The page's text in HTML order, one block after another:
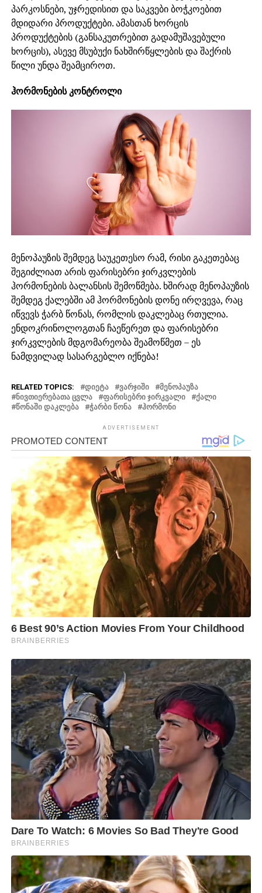
პარკოსნები, უჯრედისით და საკვები ბოჭკოებით
მდიდარი პროდუქტები. ამასთან ხორცის
პროდუქტების (განსაკუთრებით გადამუშავებული
ხორცის), ასევე მსუბუქი ნახშირწყლების და შაქრის
წილი უნდა შეამციროთ.
ჰორმონების კონტროლი
მენოპაუზის შემდეგ საუკეთესო რამ, რისი გაკეთებაც
შეგიძლიათ არის ფარისებრი ჯირკვლების
ჰორმონების ბალანსის შემოწმება. ხშირად მენოპაუზის
შემდეგ ქალებში ამ ჰორმონების დონე ირღვევა, რაც
იწვევს ჭარბ წონას, რომლის დაკლებაც რთულია.
ენდოკრინოლოგთან ჩაეწერეთ და ფარისებრი
ჯირკვლების მდგომარეობა შეამოწმეთ – ეს
ნამდვილად სასარგებლო იქნება!
RELATED TOPICS: ᲓᲘᲔᲢᲐ ᲕᲐᲠᲯᲘᲨᲘ
ᲛᲔᲜᲝᲞᲐᲣᲖᲐ
ᲜᲘᲕᲗᲘᲔᲠᲔᲑᲐᲗᲐ ᲪᲕᲚᲐ
ᲤᲐᲠᲘᲡᲔᲑᲠᲘ ᲯᲘᲠᲙᲕᲐᲚᲘ
ᲥᲐᲚᲘ
ᲬᲝᲜᲐᲨᲘ ᲓᲐᲙᲚᲔᲑᲐ
ᲭᲐᲠᲑᲘ ᲬᲝᲜᲐ ᲰᲝᲠᲛᲝᲜᲘ
ADVERTISEMENT